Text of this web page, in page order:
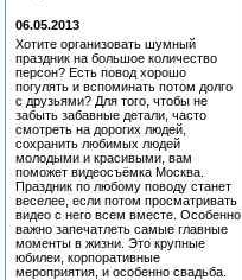
06.05.2013
Хотите организовать шумный
праздник на большое количество
персон? Есть повод хорошо
погулять и вспоминать потом долго
с друзьями? Для того, чтобы не
забыть забавные детали, часто
смотреть на дорогих людей,
сохранить любимых людей
молодыми и красивыми, вам
поможет видеосъёмка Москва.
Праздник по любому поводу станет
веселее, если потом просматривать
видео с него всем вместе. Особенно
важно запечатлеть самые главные
моменты в жизни. Это крупные
юбилеи, корпоративные
мероприятия, и особенно свадьба.